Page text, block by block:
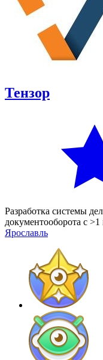
Тензор
Разработка системы
документооборота с
Ярославль